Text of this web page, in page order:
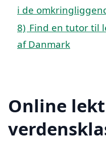
i de
8) Find en tutor til
af Danmark
Online